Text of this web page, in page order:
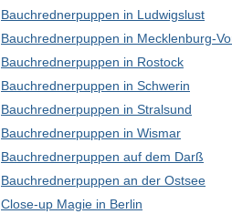
Bauchrednerpuppen in Ludwigslust
Bauchrednerpuppen in Mecklenburg-
Bauchrednerpuppen in Rostock
Bauchrednerpuppen in Schwerin
Bauchrednerpuppen in Stralsund
Bauchrednerpuppen in Wismar
Bauchrednerpuppen auf dem Darß
Bauchrednerpuppen an der Ostsee
Close-up Magie in Berlin